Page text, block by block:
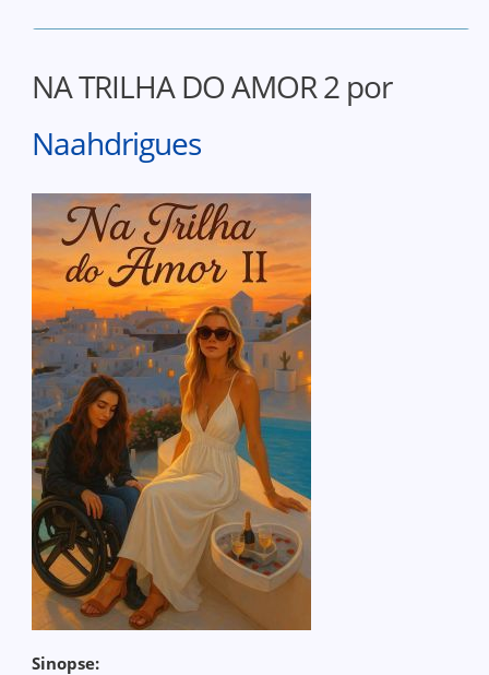
NA TRILHA DO AMOR 2 por
Naahdrigues
Sinopse: